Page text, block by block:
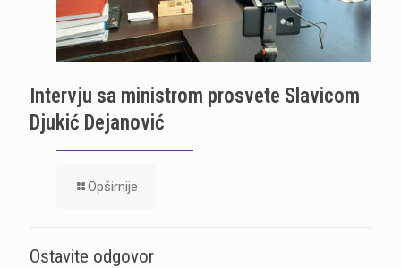
Intervju sa ministrom prosvete Slavicom
Djukić Dejanović
Opširnije
Ostavite odgovor